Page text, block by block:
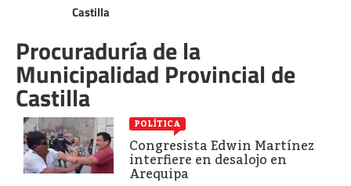
Castilla
Procuraduría de la
Municipalidad Provincial de
Castilla
POLÍTICA
Congresista Edwin Martínez
interfiere en desalojo en
Arequipa